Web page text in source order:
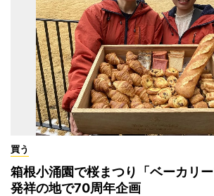
買う
箱根小涌園で桜まつり「ベーカリ
発祥の地で70周年企画